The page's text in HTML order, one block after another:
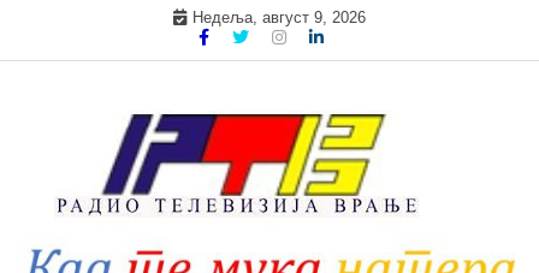
Недеља, август 9, 2026